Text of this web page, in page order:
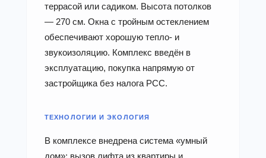
террасой или садиком. Высота потолков
— 270 см. Окна с тройным остеклением
обеспечивают хорошую тепло- и
звукоизоляцию. Комплекс введён в
эксплуатацию, покупка напрямую от
застройщика без налога PCC.
ТЕХНОЛОГИИ И ЭКОЛОГИЯ
В комплексе внедрена система «умный
дом»: вызов лифта из квартиры и